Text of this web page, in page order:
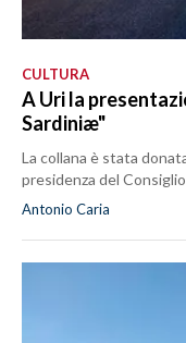
CULTURA
A Uri la
Sardiniæ"
La collana è stata
presidenza del
Antonio Caria